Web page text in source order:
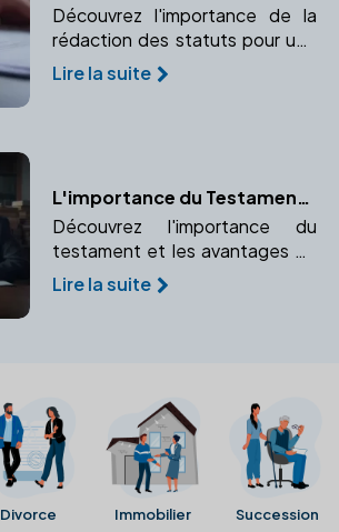
Découvrez l'importance de la
rédaction des statuts pour une
entreprise et pourquoi faire
appel à un notaire garantit leur
Lire la suite
L'importance du Testament et les Avantages de le Rédiger avec un Notaire
Découvrez l'importance du
testament et les avantages de
le rédiger avec un notaire pour
éviter les litiges.
Lire la suite
Divorce Immobilier Succession